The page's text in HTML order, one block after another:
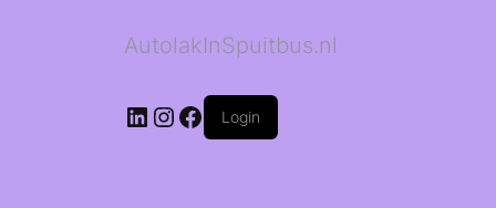
AutolakInSpuitbus.nl
LinkedIn
Instagram
Facebook
Login